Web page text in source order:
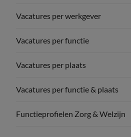
Vacatures per werkgever
Vacatures per functie
Vacatures per plaats
Vacatures per functie & plaats
Functieprofielen Zorg & Welzijn